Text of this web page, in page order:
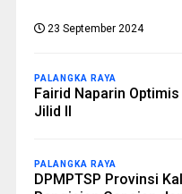
23 September 2024
PALANGKA RAYA
Fairid Naparin
Jilid II
PALANGKA RAYA
DPMPTSP Provinsi